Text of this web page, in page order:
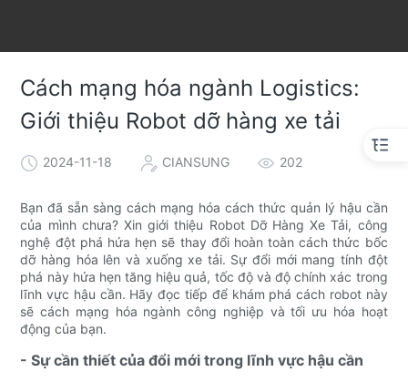
Cách mạng hóa ngành Logistics:
Giới thiệu Robot dỡ hàng xe tải
2024-11-18 CIANSUNG 202
Bạn đã sẵn sàng cách mạng hóa cách thức quản lý hậu cần
của mình chưa? Xin giới thiệu Robot Dỡ Hàng Xe Tải, công
nghệ đột phá hứa hẹn sẽ thay đổi hoàn toàn cách thức bốc
dỡ hàng hóa lên và xuống xe tải. Sự đổi mới mang tính đột
phá này hứa hẹn tăng hiệu quả, tốc độ và độ chính xác trong
lĩnh vực hậu cần. Hãy đọc tiếp để khám phá cách robot này
sẽ cách mạng hóa ngành công nghiệp và tối ưu hóa hoạt
động của bạn.
- Sự cần thiết của đổi mới trong lĩnh vực hậu cần